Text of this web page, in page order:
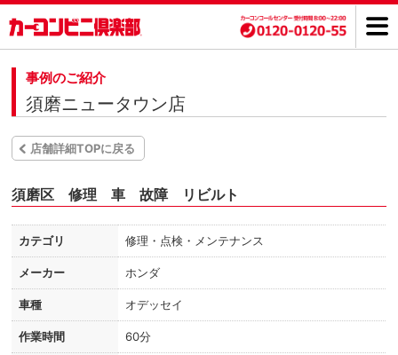
事例のご紹介
須磨ニュータウン店
店舗詳細TOPに戻る
須磨区 修理 車 故障 リビルト
カテゴリ 修理・点検・メンテナンス
メーカー ホンダ
車種 オデッセイ
作業時間 60分